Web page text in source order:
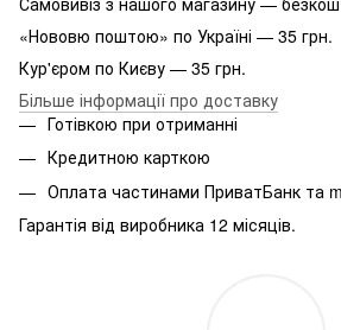
«Нововю поштою» по Україні — 35 грн.
Кур'єром по Києву — 35 грн.
Більше інформації про доставку
Готівкою при отриманні
Кредитною карткою
Оплата частинами ПриватБанк та
Гарантія від виробника 12 місяців.